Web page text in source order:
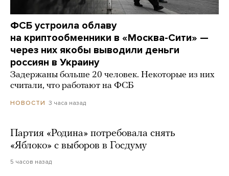
ФСБ устроила облаву
на криптообменники в «Москва-Сити» —
через них якобы выводили деньги
россиян в Украину
Задержаны больше 20 человек. Некоторые из них
считали, что работают на ФСБ
НОВОСТИ 3 часа назад
Партия «Родина» потребовала снять
«Яблоко» с выборов в Госдуму
5 часов назад